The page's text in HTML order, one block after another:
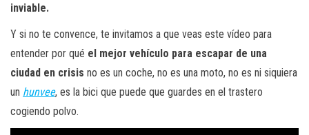
inviable.
Y si no te convence, te invitamos a que veas este vídeo para
entender por qué el mejor vehículo para escapar de una
ciudad en crisis no es un coche, no es una moto, no es ni siquiera
un hunvee, es la bici que puede que guardes en el trastero
cogiendo polvo.